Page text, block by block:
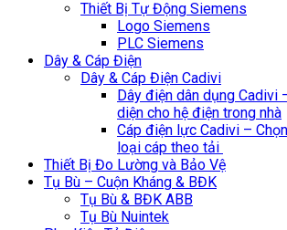
Thiết Bị Tự Động Siemens
Logo Siemens
PLC Siemens
Dây & Cáp Điện
Dây & Cáp Điện Cadivi
Dây điện dân dụng Cadivi
diện cho hệ điện trong nhà
Cáp điện lực Cadivi –
loại cáp theo tải
Thiết Bị Đo Lường và Bảo Vệ
Tụ Bù – Cuộn Kháng & BĐK
Tụ Bù & BĐK ABB
Tụ Bù Nuintek